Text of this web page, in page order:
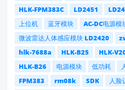
HLK-FPM383C
LD2451
上位机
蓝牙模块 AC-DC电源模
微波雷达人体感应模块 LD2420
hlk-7688a
HLK-B25 HLK-
HLK-B26
电源模块 低功耗
FPM383
rm08k SDK
人脸